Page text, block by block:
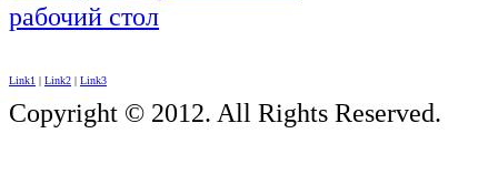
Link1 | Link2 | Link3
Copyright © 2012. All Rights Reserved.